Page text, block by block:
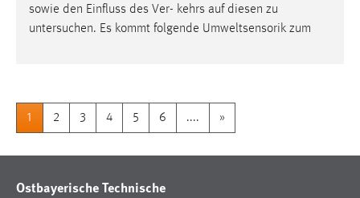
sowie den Einfluss des Ver- kehrs auf diesen zu
untersuchen. Es kommt folgende Umweltsensorik zum
1 2 3 4 5 6 .... »
Ostbayerische Technische